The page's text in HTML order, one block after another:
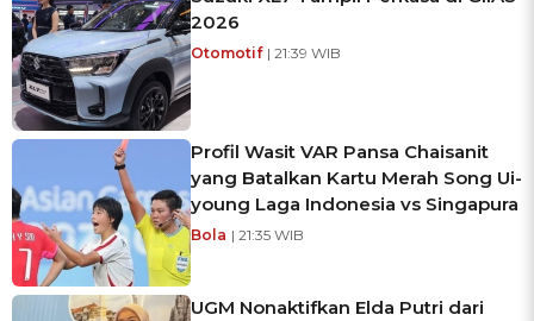
2026
Otomotif | 21:39 WIB
Profil Wasit VAR Pansa Chaisanit
yang Batalkan Kartu Merah Song Ui-
young Laga Indonesia vs Singapura
Bola | 21:35 WIB
UGM Nonaktifkan Elda Putri dari